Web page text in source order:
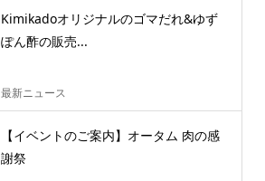
Kimikadoオリジナルのゴマだれ&ゆず
ぽん酢の販売...
最新ニュース
【イベントのご案内】オータム 肉の感
謝祭